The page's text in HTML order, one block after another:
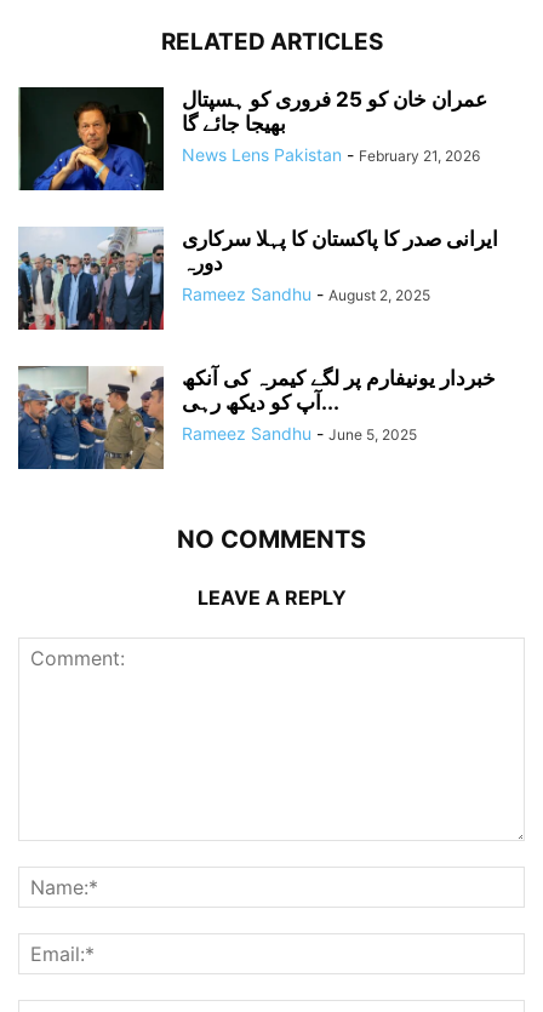
RELATED ARTICLES
عمران خان کو 25 فروری کو ہسپتال
بھیجا جائے گا
News Lens Pakistan - February 21, 2026
ایرانی صدر کا پاکستان کا پہلا سرکاری
دورہ
Rameez Sandhu - August 2, 2025
خبردار یونیفارم پر لگے کیمرہ کی آنکھ
آپ کو دیکھ رہی...
Rameez Sandhu - June 5, 2025
NO COMMENTS
LEAVE A REPLY